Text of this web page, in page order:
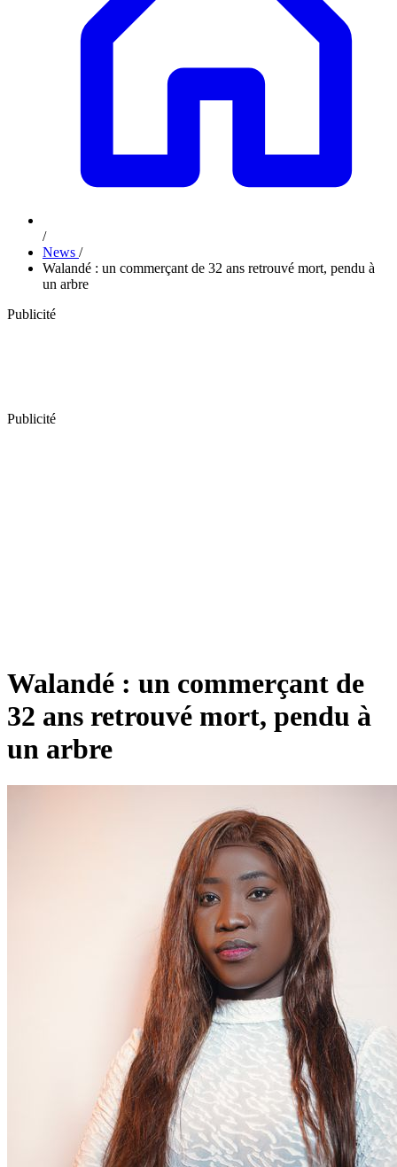
/
News /
Walandé : un commerçant de 32 ans retrouvé mort, pendu à
un arbre
Publicité
Publicité
Walandé : un commerçant de
32 ans retrouvé mort, pendu à
un arbre